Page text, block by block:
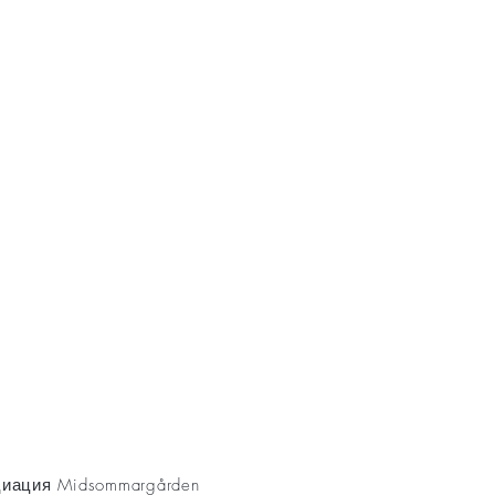
Midsommargården